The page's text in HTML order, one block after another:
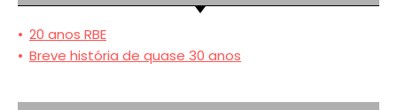
• 20 anos RBE
• Breve história de quase 30 anos